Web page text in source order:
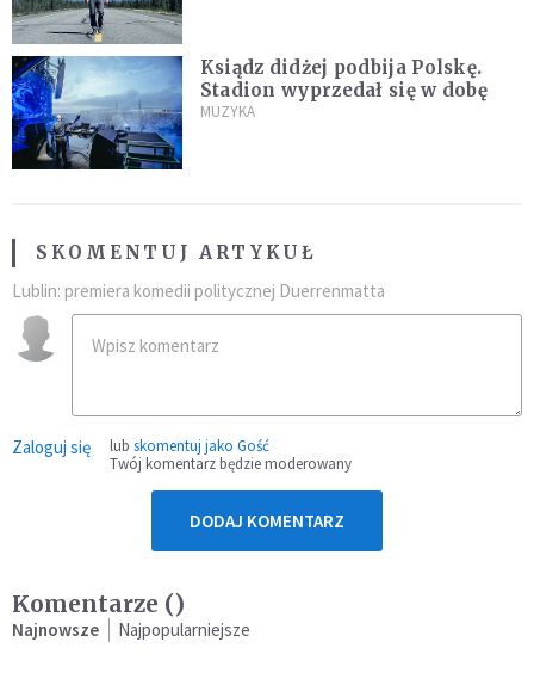
Ksiądz didżej podbija Polskę.
Stadion wyprzedał się w dobę
MUZYKA
SKOMENTUJ ARTYKUŁ
Lublin: premiera komedii politycznej Duerrenmatta
Zaloguj się lub skomentuj jako Gość
Twój komentarz będzie moderowany
DODAJ KOMENTARZ
Komentarze ()
Najnowsze Najpopularniejsze